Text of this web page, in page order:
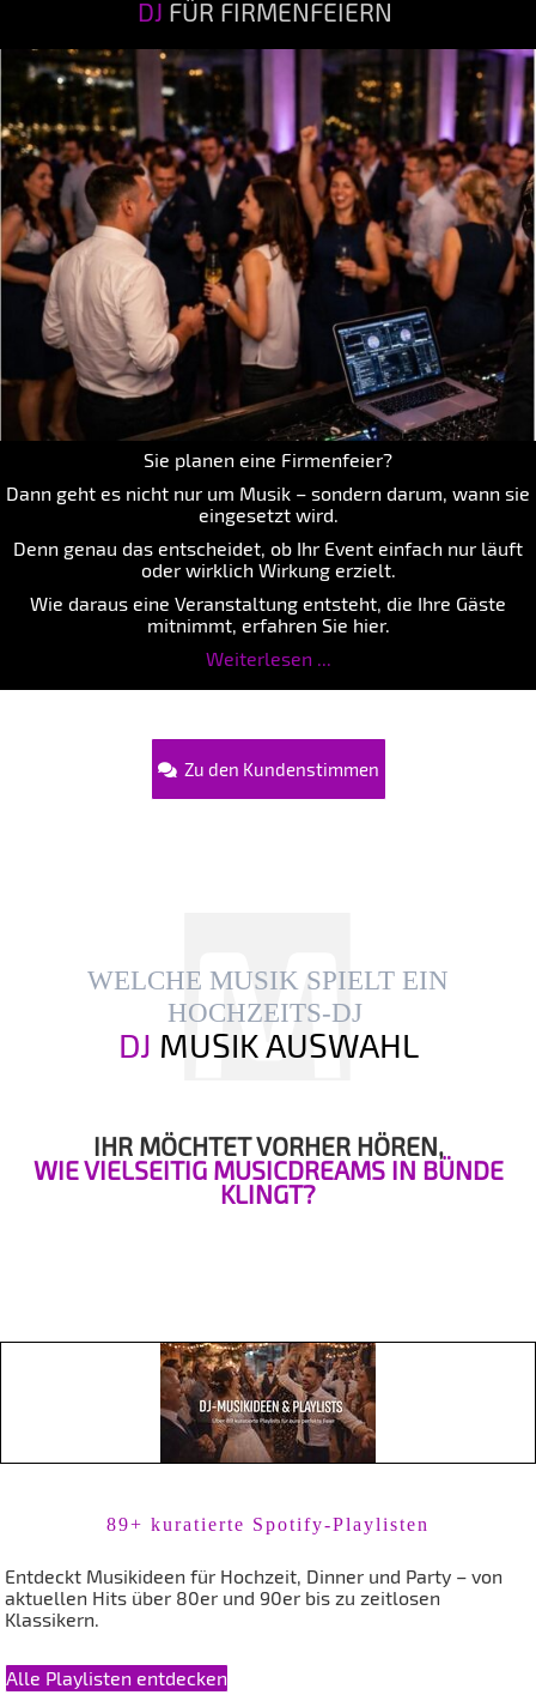
DJ FÜR FIRMENFEIERN
Sie planen eine Firmenfeier?
Dann geht es nicht nur um Musik – sondern darum, wann sie
eingesetzt wird.
Denn genau das entscheidet, ob Ihr Event einfach nur läuft
oder wirklich Wirkung erzielt.
Wie daraus eine Veranstaltung entsteht, die Ihre Gäste
mitnimmt, erfahren Sie hier.
Weiterlesen ...
Zu den Kundenstimmen
WELCHE MUSIK SPIELT EIN
HOCHZEITS-DJ
DJ MUSIK AUSWAHL
IHR MÖCHTET VORHER HÖREN,
WIE VIELSEITIG MUSICDREAMS IN BÜNDE
KLINGT?
89+ kuratierte Spotify-Playlisten
Entdeckt Musikideen für Hochzeit, Dinner und Party – von
aktuellen Hits über 80er und 90er bis zu zeitlosen
Klassikern.
Alle Playlisten entdecken